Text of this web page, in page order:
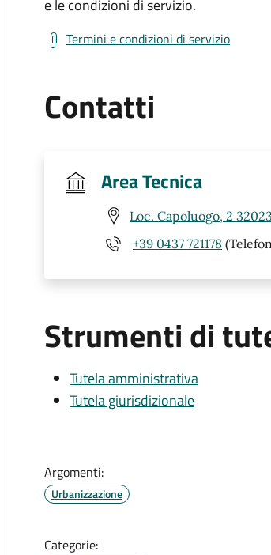
e le condizioni di servizio.
Termini e condizioni di servizio
Contatti
Area Tecnica
Loc. Capoluogo, 2
+39 0437 721178
Strumenti di
Tutela amministrativa
Tutela giurisdizionale
Argomenti:
Urbanizzazione
Categorie: